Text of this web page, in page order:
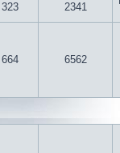
323 2341
664 6562